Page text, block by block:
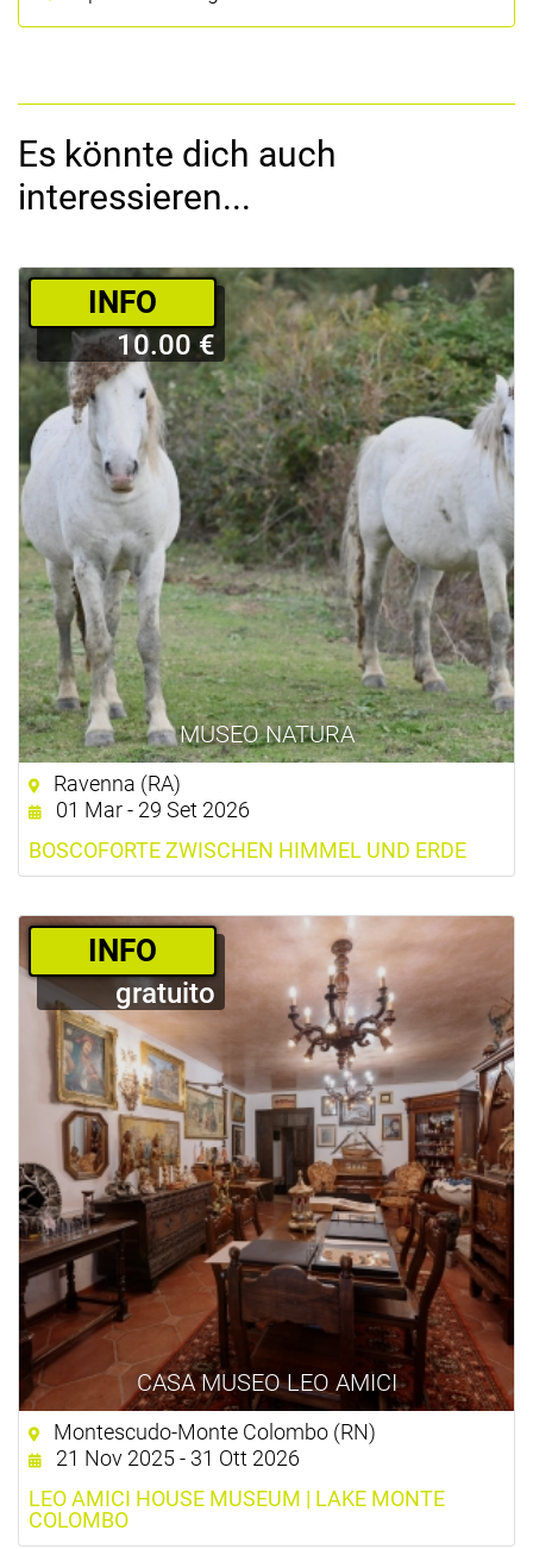
Es könnte dich auch
interessieren...
MUSEO NATURA
­INFO
10.00 €
Ravenna (RA)
01 Mar - 29 Set 2026
BOSCOFORTE ZWISCHEN HIMMEL UND ERDE
CASA MUSEO LEO AMICI
­INFO
gratuito
Montescudo-Monte Colombo (RN)
21 Nov 2025 - 31 Ott 2026
LEO AMICI HOUSE MUSEUM | LAKE MONTE
COLOMBO